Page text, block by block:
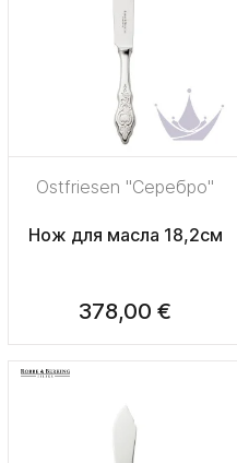
Ostfriesen "Серебро"
Нож для масла 18,2см
378,00 €